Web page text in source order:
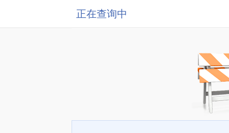
正在查询中